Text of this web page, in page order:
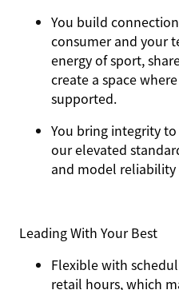
You build connection
consumer and your
energy of sport,
create a space
supported.
You bring integrityto
our elevated
and model
Leading With Your Best
Flexible with
retail hours, which